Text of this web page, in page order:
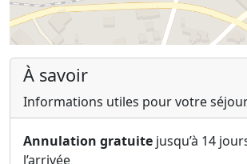
célébrations, l'esprit d'équipe et des
similaires est possible moyennant des
supplémentaires pour 6 à 30
Plešivica - Les collines d'Okić sont
leurs vignobles et ont une histoire et
et longue dans la vinification. La
configuration du terrain et du climat,
À savoir
Informations utiles pour votre
Annulation gratuite jusqu’à 14
l’arrivée